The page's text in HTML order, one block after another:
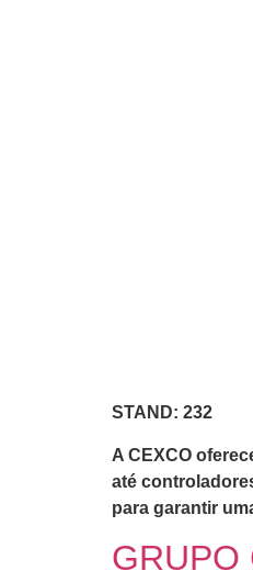
STAND: 232
A CEXCO
até
para garantir
GRUPO